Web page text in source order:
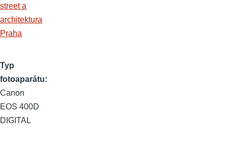
street a
architektura
Praha
Typ
fotoaparátu
Canon
EOS 400D
DIGITAL